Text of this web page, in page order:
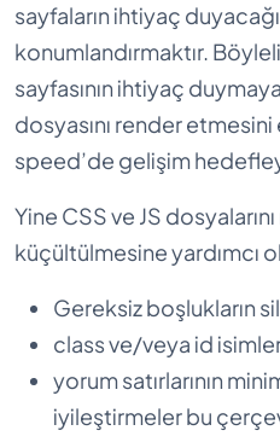
sayfaların ihtiyaç
konumlandırmaktır.
sayfasının ihtiyaç
dosyasını render
speed’de gelişim
Yine CSS ve JS
küçültülmesine yardımcı
Gereksiz boşlukların
class ve/veya id
yorum satırlarının
iyileştirmeler bu